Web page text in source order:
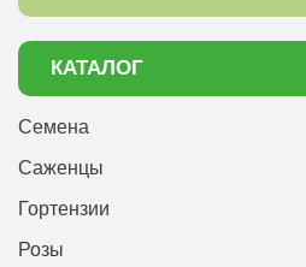
КАТАЛОГ
Семена
Саженцы
Гортензии
Розы